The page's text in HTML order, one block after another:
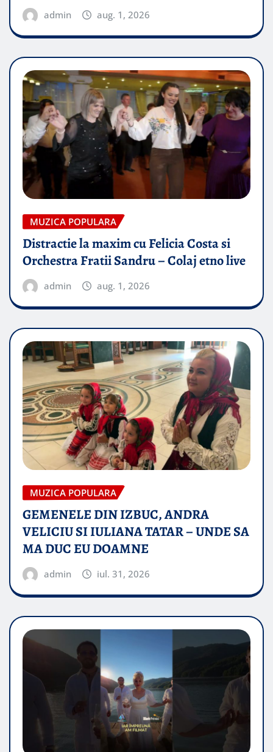
admin aug. 1, 2026
MUZICA POPULARA
Distractie la maxim cu Felicia Costa si
Orchestra Fratii Sandru – Colaj etno live
admin aug. 1, 2026
MUZICA POPULARA
GEMENELE DIN IZBUC, ANDRA
VELICIU SI IULIANA TATAR – UNDE SA
MA DUC EU DOAMNE
admin iul. 31, 2026